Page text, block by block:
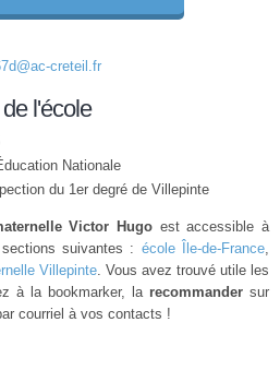
creteil.fr
l'école
Nationale
du 1er degré de Villepinte
Victor Hugo est accessible à
suivantes : école Île-de-France,
Villepinte. Vous avez trouvé utile les
à la bookmarker, la recommander sur
courriel à vos contacts !